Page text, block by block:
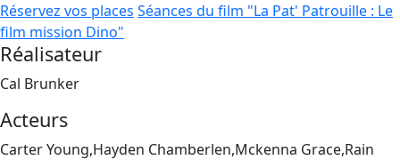
Réservez vos places Séances du film "La Pat' Patrouille : Le
film mission Dino"
Réalisateur
Cal Brunker
Acteurs
Carter Young,Hayden Chamberlen,Mckenna Grace,Rain